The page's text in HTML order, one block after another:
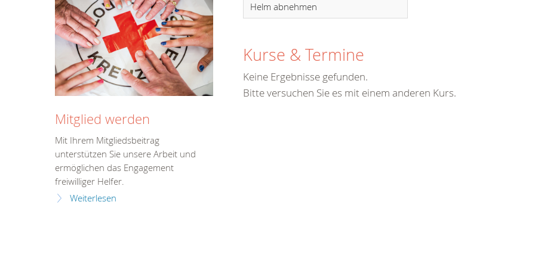
Helm abnehmen
Kurse & Termine
Keine Ergebnisse gefunden.
Bitte versuchen Sie es mit einem anderen Kurs.
Mitglied werden
Mit Ihrem Mitgliedsbeitrag
unterstützen Sie unsere Arbeit und
ermöglichen das Engagement
freiwilliger Helfer.
Weiterlesen